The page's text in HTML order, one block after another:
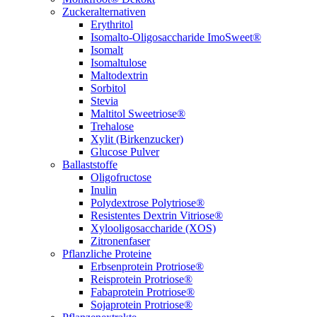
Zuckeralternativen
Erythritol
Isomalto-Oligosaccharide ImoSweet®
Isomalt
Isomaltulose
Maltodextrin
Sorbitol
Stevia
Maltitol Sweetriose®
Trehalose
Xylit (Birkenzucker)
Glucose Pulver
Ballaststoffe
Oligofructose
Inulin
Polydextrose Polytriose®
Resistentes Dextrin Vitriose®
Xylooligosaccharide (XOS)
Zitronenfaser
Pflanzliche Proteine
Erbsenprotein Protriose®
Reisprotein Protriose®
Fabaprotein Protriose®
Sojaprotein Protriose®